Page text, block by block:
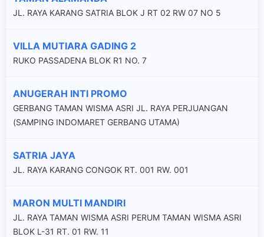
JL. RAYA KARANG SATRIA BLOK J RT 02 RW 07 NO 5
VILLA MUTIARA GADING 2
RUKO PASSADENA BLOK R1 NO. 7
ANUGERAH INTI PROMO
GERBANG TAMAN WISMA ASRI JL. RAYA PERJUANGAN
(SAMPING INDOMARET GERBANG UTAMA)
SATRIA JAYA
JL. RAYA KARANG CONGOK RT. 001 RW. 001
MARON MULTI MANDIRI
JL. RAYA TAMAN WISMA ASRI PERUM TAMAN WISMA ASRI
BLOK L-31 RT. 01 RW. 11